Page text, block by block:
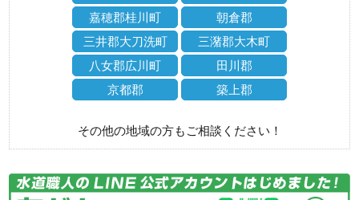
嘉穂郡桂川町
朝倉郡
三井郡大刀洗町
三潴郡大木町
八女郡広川町
田川郡
京都郡
築上郡
その他の地域の方もご相談ください！